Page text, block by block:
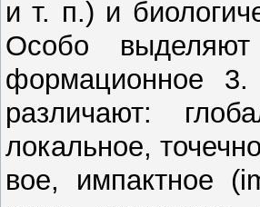
и т. п.) и
Особо
формационное 3.
различают:
локальное,
вое, импактное